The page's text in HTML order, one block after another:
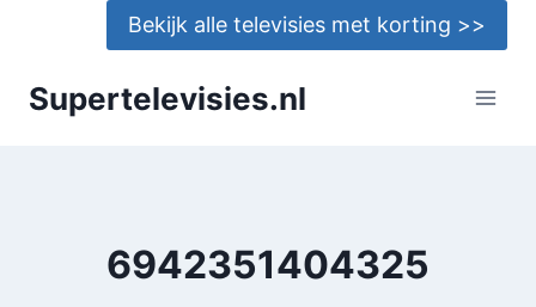
Bekijk alle televisies met korting >>
Supertelevisies.nl
6942351404325